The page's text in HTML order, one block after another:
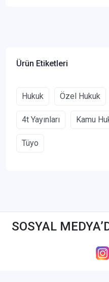
Ürün Etiketleri
Hukuk Özel Hukuk
4t Yayınları Kamu
Tüyo
SOSYAL